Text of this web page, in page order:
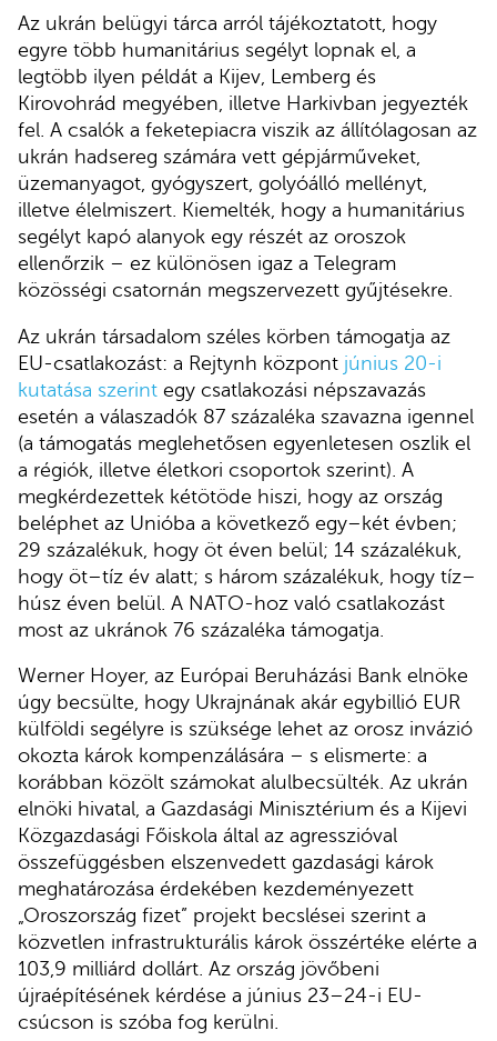
Az ukrán belügyi tárca arról tájékoztatott, hogy
egyre több humanitárius segélyt lopnak el, a
legtöbb ilyen példát a Kijev, Lemberg és
Kirovohrád megyében, illetve Harkivban jegyezték
fel. A csalók a feketepiacra viszik az állítólagosan az
ukrán hadsereg számára vett gépjárműveket,
üzemanyagot, gyógyszert, golyóálló mellényt,
illetve élelmiszert. Kiemelték, hogy a humanitárius
segélyt kapó alanyok egy részét az oroszok
ellenőrzik – ez különösen igaz a Telegram
közösségi csatornán megszervezett gyűjtésekre.
Az ukrán társadalom széles körben támogatja az
EU-csatlakozást: a Rejtynh központ június 20-i
kutatása szerint egy csatlakozási népszavazás
esetén a válaszadók 87 százaléka szavazna igennel
(a támogatás meglehetősen egyenletesen oszlik el
a régiók, illetve életkori csoportok szerint). A
megkérdezettek kétötöde hiszi, hogy az ország
beléphet az Unióba a következő egy–két évben;
29 százalékuk, hogy öt éven belül; 14 százalékuk,
hogy öt–tíz év alatt; s három százalékuk, hogy tíz–
húsz éven belül. A NATO-hoz való csatlakozást
most az ukránok 76 százaléka támogatja.
Werner Hoyer, az Európai Beruházási Bank elnöke
úgy becsülte, hogy Ukrajnának akár egybillió EUR
külföldi segélyre is szüksége lehet az orosz invázió
okozta károk kompenzálására – s elismerte: a
korábban közölt számokat alulbecsülték. Az ukrán
elnöki hivatal, a Gazdasági Minisztérium és a Kijevi
Közgazdasági Főiskola által az agresszióval
összefüggésben elszenvedett gazdasági károk
meghatározása érdekében kezdeményezett
„Oroszország fizet” projekt becslései szerint a
közvetlen infrastrukturális károk összértéke elérte a
103,9 milliárd dollárt. Az ország jövőbeni
újraépítésének kérdése a június 23–24-i EU-
csúcson is szóba fog kerülni.